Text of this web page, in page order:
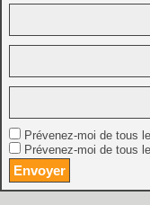
Prévenez-moi de tous
Prévenez-moi de tous